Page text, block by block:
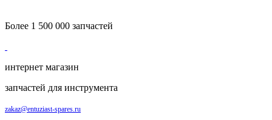
Более 1 500 000 запчастей
интернет магазин
запчастей для инструмента
zakaz@entuziast-spares.ru